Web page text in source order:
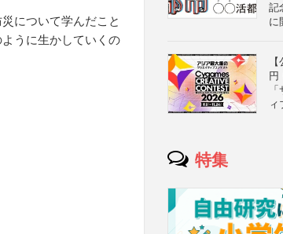
について学んだこと
うに生かしていくの
記
に
円
ィ
特集